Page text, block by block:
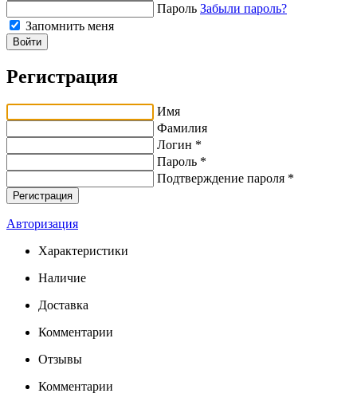
Пароль Забыли пароль?
Запомнить меня
Войти
Регистрация
Имя
Фамилия
Логин *
Пароль *
Подтверждение пароля *
Авторизация
Характеристики
Наличие
Доставка
Комментарии
Отзывы
Комментарии